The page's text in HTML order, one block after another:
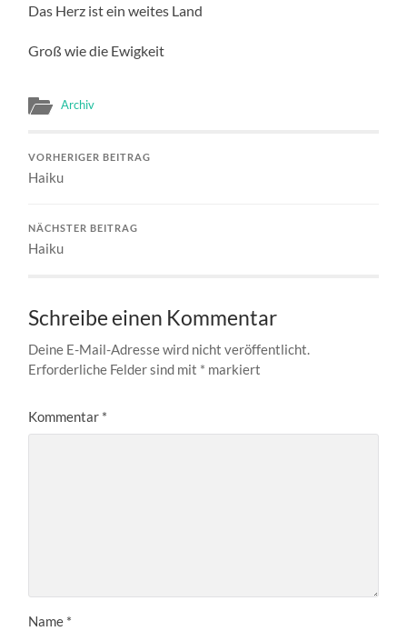
Das Herz ist ein weites Land
Groß wie die Ewigkeit
Archiv
VORHERIGER BEITRAG
Haiku
NÄCHSTER BEITRAG
Haiku
Schreibe einen Kommentar
Deine E-Mail-Adresse wird nicht veröffentlicht.
Erforderliche Felder sind mit * markiert
Kommentar *
Name *